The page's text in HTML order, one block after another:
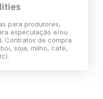
para produtores,
especulação e/ou
Contratos de compra
soja, milho, café,